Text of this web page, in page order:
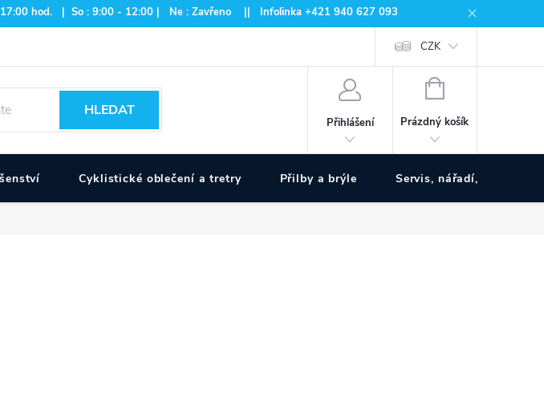
hod. | So : 9:00 - 12:00 | Ne : Zavřeno || Infolinka +421 940 627 093
CZK
HLEDAT
Přihlášení
NÁKUPNÍ
Prázdný košík
Cyklistické oblečení a tretry Přilby a brýle Servis, nářadí, pumpy